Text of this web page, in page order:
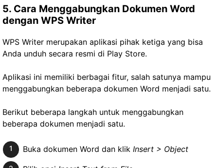
5. Cara Menggabungkan Dokumen Word
dengan WPS Writer
WPS Writer merupakan aplikasi pihak ketiga yang bisa
Anda unduh secara resmi di Play Store.
Aplikasi ini memiliki berbagai fitur, salah satunya mampu
menggabungkan beberapa dokumen Word menjadi satu.
Berikut beberapa langkah untuk menggabungkan
beberapa dokumen menjadi satu.
Buka dokumen Word dan klik Insert > Object